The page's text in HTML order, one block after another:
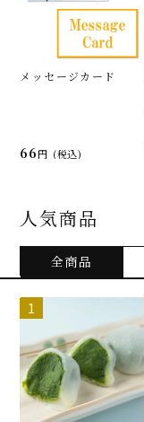
メッセージカード
66 (税込)
人気商品
全商品